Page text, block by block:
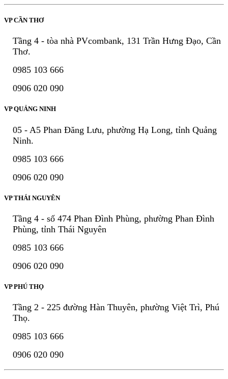
VP CẦN THƠ
Tầng 4 - tòa nhà PVcombank, 131 Trần Hưng Đạo, Cần
Thơ.
0985 103 666
0906 020 090
VP QUẢNG NINH
05 - A5 Phan Đăng Lưu, phường Hạ Long, tỉnh Quảng
Ninh.
0985 103 666
0906 020 090
VP THÁI NGUYÊN
Tầng 4 - số 474 Phan Đình Phùng, phường Phan Đình
Phùng, tỉnh Thái Nguyên
0985 103 666
0906 020 090
VP PHÚ THỌ
Tầng 2 - 225 đường Hàn Thuyên, phường Việt Trì, Phú
Thọ.
0985 103 666
0906 020 090